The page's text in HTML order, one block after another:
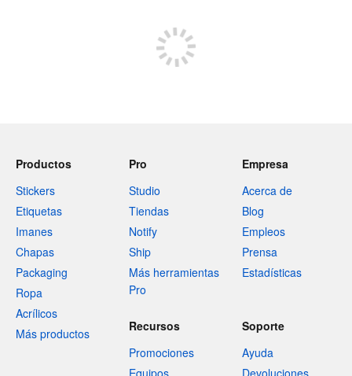
Productos
Stickers
Etiquetas
Imanes
Chapas
Packaging
Ropa
Acrílicos
Más productos
Pro
Studio
Tiendas
Notify
Ship
Más herramientas
Pro
Empresa
Acerca de
Blog
Empleos
Prensa
Estadísticas
Recursos
Promociones
Equipos
Soporte
Ayuda
Devoluciones